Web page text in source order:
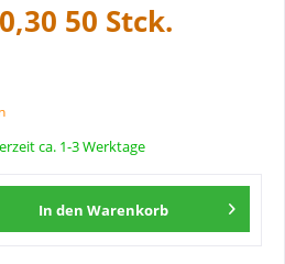
50 Stck.
ca. 1-3 Werktage
In den Warenkorb